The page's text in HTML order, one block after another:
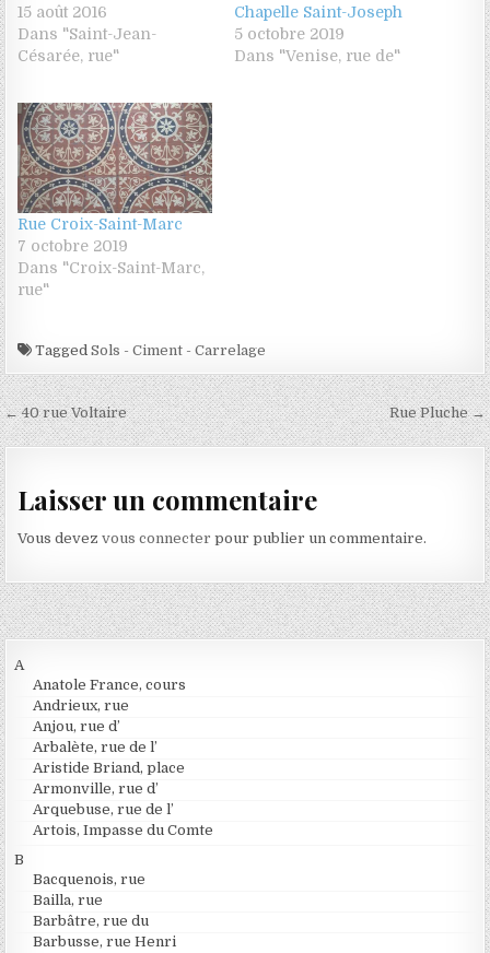
15 août 2016
Dans "Saint-Jean-
Césarée, rue"
Chapelle Saint-Joseph
5 octobre 2019
Dans "Venise, rue de"
Rue Croix-Saint-Marc
7 octobre 2019
Dans "Croix-Saint-Marc,
rue"
TaggedSols - Ciment - Carrelage
Navigation de l’article Rue Pluche →
← 40 rue Voltaire
Laisser un commentaire
Vous devezvous connecter pour publier un commentaire.
A
Anatole France, cours
Andrieux, rue
Anjou, rue d’
Arbalète, rue de l’
Aristide Briand, place
Armonville, rue d’
Arquebuse, rue de l’
Artois, Impasse du Comte
B
Bacquenois, rue
Bailla, rue
Barbâtre, rue du
Barbusse, rue Henri